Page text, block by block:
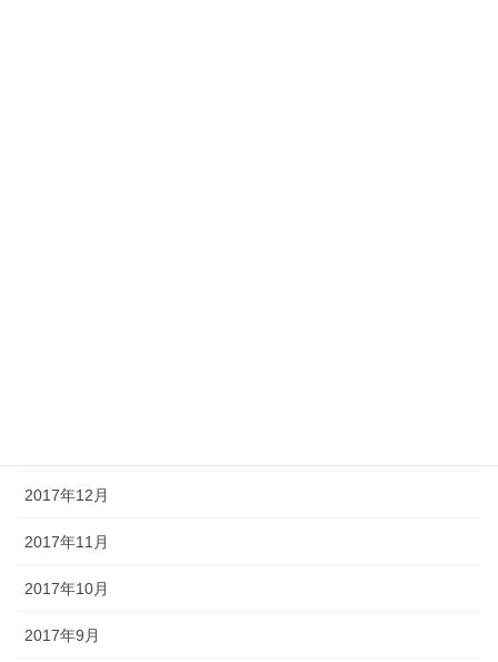
2017年12月
2017年11月
2017年10月
2017年9月